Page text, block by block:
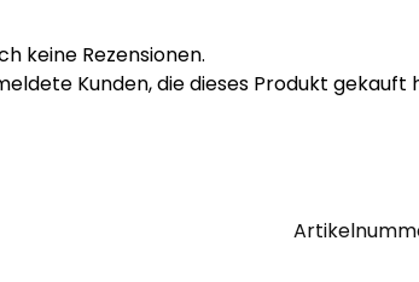
keine Rezensionen.
Kunden, die dieses Produkt gekauft